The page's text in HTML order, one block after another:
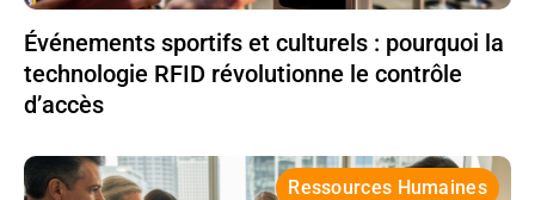
Événements sportifs et culturels : pourquoi la
technologie RFID révolutionne le contrôle
d’accès
Ressources Humaines